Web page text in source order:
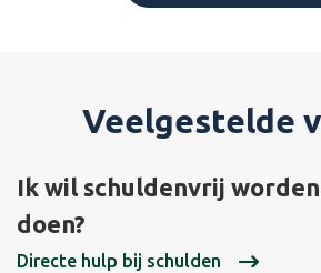
Veelgestelde
Ik wil schuldenvrij
doen?
Directe hulp bij schulden